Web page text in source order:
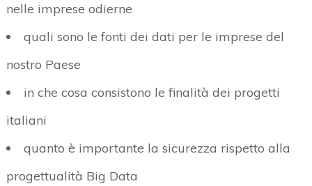
nelle imprese odierne
quali sono le fonti dei dati per le imprese del
nostro Paese
in che cosa consistono le finalità dei progetti
italiani
quanto è importante la sicurezza rispetto alla
progettualità Big Data